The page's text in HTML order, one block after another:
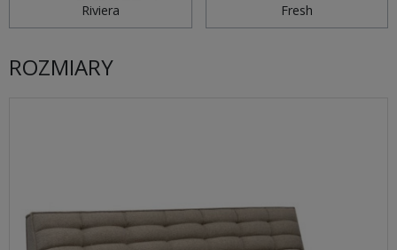
Riviera Fresh
ROZMIARY